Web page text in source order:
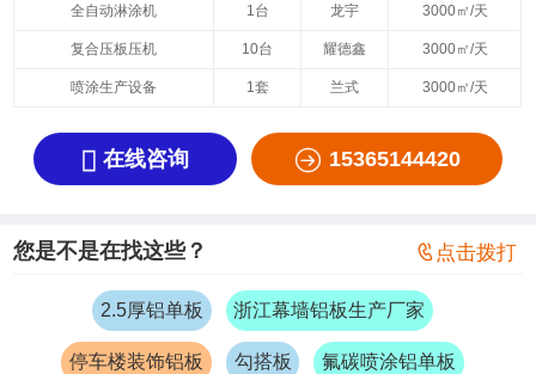
全自动淋涂机 1台 龙宇 3000㎡/天
复合压板压机 10台 耀德鑫 3000㎡/天
喷涂生产设备 1套 兰式 3000㎡/天
 在线咨询  15365144420
您是不是在找这些？  点击拨打
2.5厚铝单板 浙江幕墙铝板生产厂家
停车楼装饰铝板 勾搭板 氟碳喷涂铝单板